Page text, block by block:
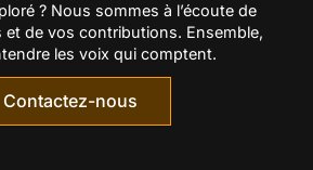
? Nous sommes à l’écoute de
de vos contributions. Ensemble,
les voix qui comptent.
Contactez-nous